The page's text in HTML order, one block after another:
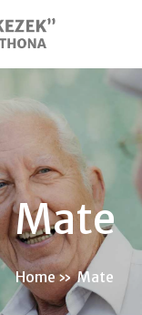
Mate
Home»Mate